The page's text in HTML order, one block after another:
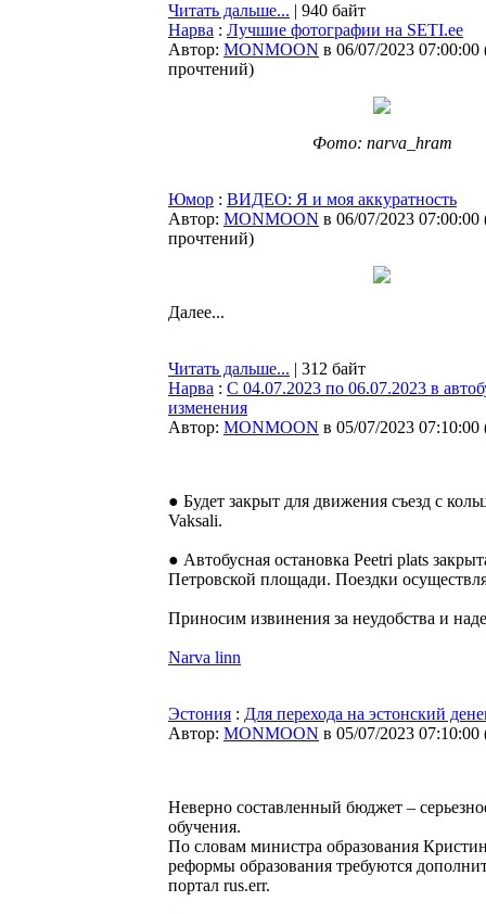
Читать дальше... | 940 байт
Нарва : Лучшие фотографии на SETI.ee
Автор: MONMOON в 06/07/2023 07:00:00
прочтений)
Фото: narva_hram
Юмор : ВИДЕО: Я и моя аккуратность
Автор: MONMOON в 06/07/2023 07:00:00
прочтений)
Далее...
Читать дальше... | 312 байт
Нарва : C 04.07.2023 по 06.07.2023 в
изменения
Автор: MONMOON в 05/07/2023 07:10:00
● Будет закрыт для движения съезд с
Vaksali.
● Автобусная остановка Peetri plats
Петровской площади. Поездки
Приносим извинения за неудобства и
Narva linn
Эстония : Для перехода на эстонский
Автор: MONMOON в 05/07/2023 07:10:00
Неверно составленный бюджет –
обучения.
По словам министра образования
реформы образования требуются
портал rus.err.